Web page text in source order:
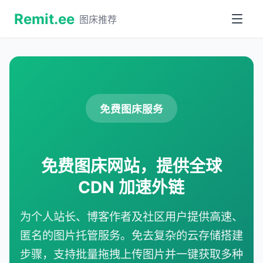
Remit.ee 图床推荐
免费图床服务
免费图床网站，提供全球
CDN 加速外链
为个人站长、博客作者及社区用户提供高速、
匿名的图片托管服务。免去复杂的云存储搭建
步骤，支持批量拖拽上传图片并一键获取多种